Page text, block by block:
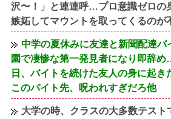
沢〜！」と連連呼…プロ意識ゼロの
嫉妬してマウントを取ってくるのが
中学の夏休みに友達と新聞配達バ
園で凄惨な第一発見者になり即辞
日、バイトを続けた友人の身に起
このバイト先、呪われすぎだろ他
大学の時、クラスの大多数テスト